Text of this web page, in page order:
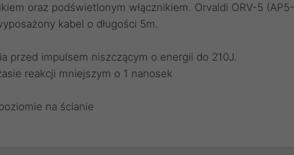
oraz podświetlonym włącznikiem. Orvaldi ORV-5 (AP5-
kabel o długości 5m.
przed impulsem niszczącym o energii do 210J.
reakcji mniejszym o 1 nanosek
na ścianie